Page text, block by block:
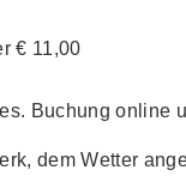
€ 11,00
Buchung online
dem Wetter